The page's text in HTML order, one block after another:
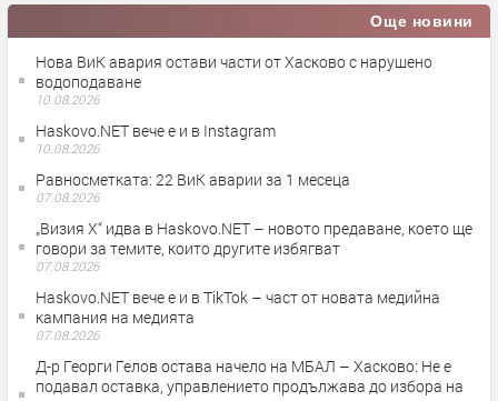
Още новини
Нова ВиК авария остави части от Хасково с нарушено
водоподаване
10.08.2026
Haskovo.NET вече е и в Instagram
10.08.2026
Равносметката: 22 ВиК аварии за 1 месеца
07.08.2026
„Визия Х“ идва в Haskovo.NET – новото предаване, което ще
говори за темите, които другите избягват
07.08.2026
Haskovo.NET вече е и в TikTok – част от новата медийна
кампания на медията
07.08.2026
Д-р Георги Гелов остава начело на МБАЛ – Хасково: Не е
подавал оставка, управлението продължава до избора на